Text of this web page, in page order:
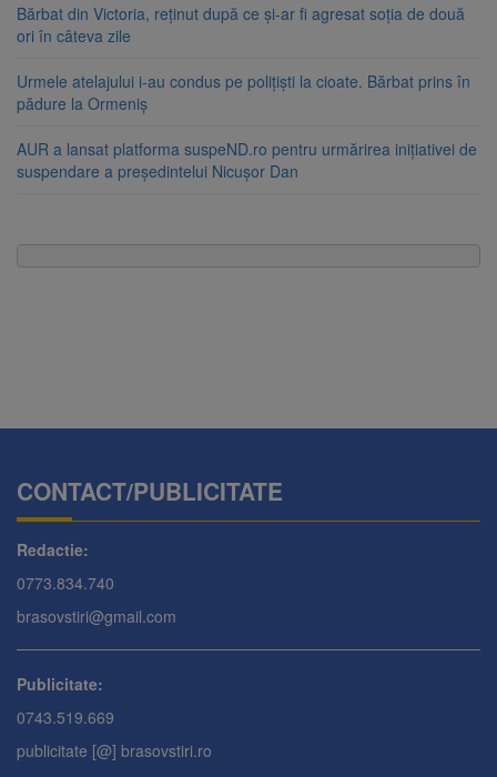
Bărbat din Victoria, reținut după ce și-ar fi agresat soția de două
ori în câteva zile
Urmele atelajului i-au condus pe polițiști la cioate. Bărbat prins în
pădure la Ormeniș
AUR a lansat platforma suspeND.ro pentru urmărirea inițiativei de
suspendare a președintelui Nicușor Dan
CONTACT/PUBLICITATE
Redactie:
0773.834.740
brasovstiri@gmail.com
Publicitate:
0743.519.669
publicitate [@] brasovstiri.ro